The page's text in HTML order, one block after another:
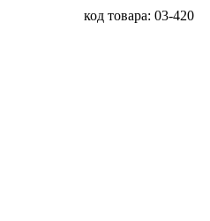
код товара: 03-420